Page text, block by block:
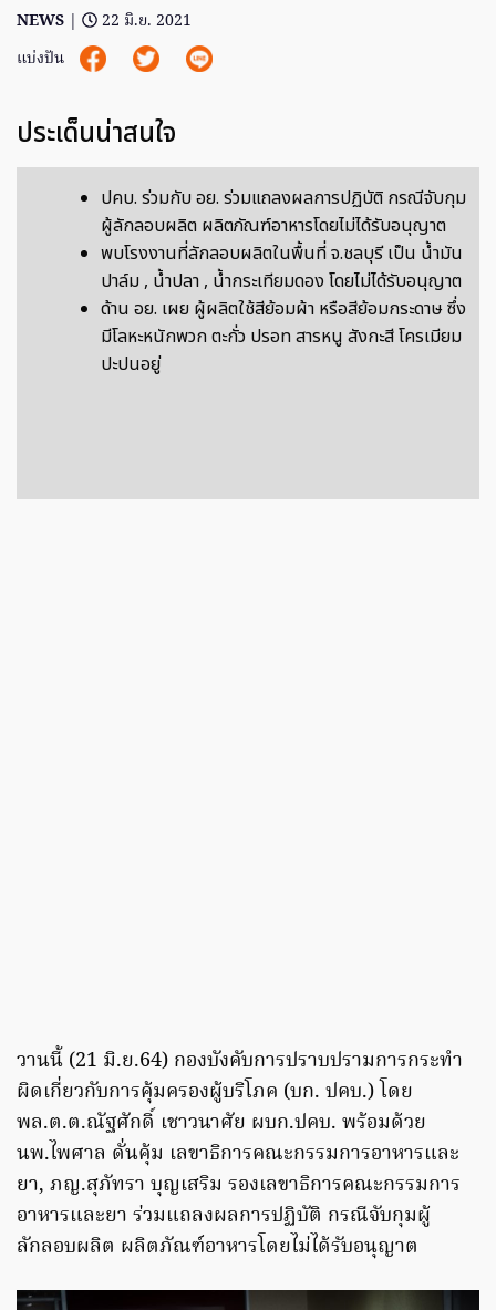
NEWS |
22 มิ.ย. 2021
แบ่งปัน
ประเด็นน่าสนใจ
ปคบ. ร่วมกับ อย. ร่วมแถลงผลการปฏิบัติ กรณีจับกุม
ผู้ลักลอบผลิต ผลิตภัณฑ์อาหารโดยไม่ได้รับอนุญาต
พบโรงงานที่ลักลอบผลิตในพื้นที่ จ.ชลบุรี เป็น น้ำมัน
ปาล์ม , น้ำปลา , น้ำกระเทียมดอง โดยไม่ได้รับอนุญาต
ด้าน อย. เผย ผู้ผลิตใช้สีย้อมผ้า หรือสีย้อมกระดาษ ซึ่ง
มีโลหะหนักพวก ตะกั่ว ปรอท สารหนู สังกะสี โครเมียม
ปะปนอยู่
วานนี้ (21 มิ.ย.64) กองบังคับการปราบปรามการกระทำ
ผิดเกี่ยวกับการคุ้มครองผู้บริโภค (บก. ปคบ.) โดย
พล.ต.ต.ณัฐศักดิ์ เชาวนาศัย ผบก.ปคบ. พร้อมด้วย
นพ.ไพศาล ดั่นคุ้ม เลขาธิการคณะกรรมการอาหารและ
ยา, ภญ.สุภัทรา บุญเสริม รองเลขาธิการคณะกรรมการ
อาหารและยา ร่วมแถลงผลการปฏิบัติ กรณีจับกุมผู้
ลักลอบผลิต ผลิตภัณฑ์อาหารโดยไม่ได้รับอนุญาต